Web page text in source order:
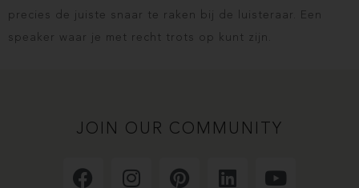
precies de juiste snaar te raken bij de luisteraar. Een
speaker waar je met recht trots op kunt zijn.
JOIN OUR COMMUNITY